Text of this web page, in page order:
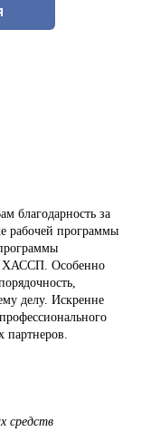
благодарность за
рабочей программы
ХАССП. Особенно
делу. Искренне
средств